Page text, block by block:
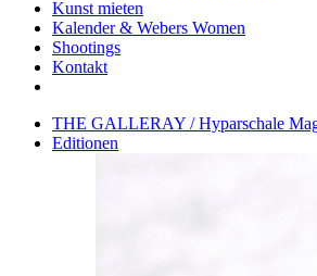
Kunst mieten
Kalender & Webers Women
Shootings
Kontakt
THE GALLERAY / Hyparschale
Editionen